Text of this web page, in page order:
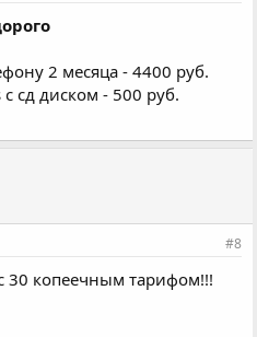
2 месяца - 4400 руб.
с сд диском - 500 руб.
#8
копеечным тарифом!!!